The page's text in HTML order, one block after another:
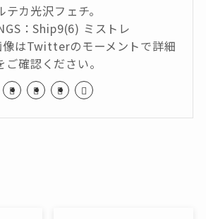
テカ光沢フェチ。
：Ship9(6) ミストレ
像はTwitterのモーメントで詳細
ご確認ください。